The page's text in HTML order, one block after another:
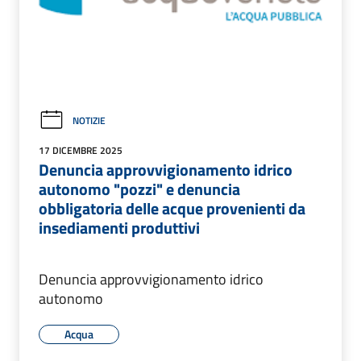
NOTIZIE
17 DICEMBRE 2025
Denuncia approvvigionamento idrico
autonomo "pozzi" e denuncia
obbligatoria delle acque provenienti da
insediamenti produttivi
Denuncia approvvigionamento idrico
autonomo
Acqua